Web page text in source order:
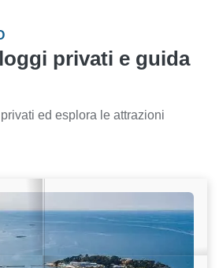
privati e guida
ed esplora le attrazioni